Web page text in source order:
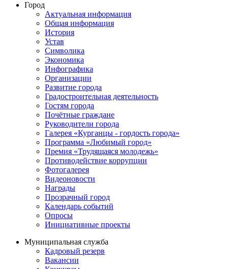
Город
Актуальная информация
Общая информация
История
Устав
Символика
Экономика
Инфографика
Организации
Развитие города
Градостроительная деятельность
Гостям города
Почётные граждане
Руководители города
Галерея «Курганцы - гордость города»
Программа «Любимый город»
Премия «Трудящаяся молодежь»
Противодействие коррупции
Фотогалерея
Видеоновости
Награды
Прозрачный город
Календарь событий
Опросы
Инициативные проекты
Муниципальная служба
Кадровый резерв
Вакансии